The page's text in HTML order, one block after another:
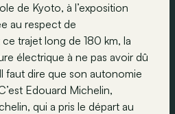
de Kyoto, à l’exposition
au respect de
trajet long de 180 km, la
électrique à ne pas avoir dû
faut dire que son autonomie
Edouard Michelin,
qui a pris le départ au